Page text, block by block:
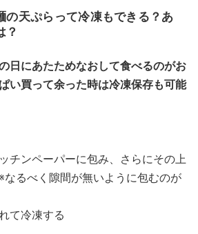
の天ぷらって冷凍もできる？あ
？
日にあたためなおして食べるのがお
い買って余った時は冷凍保存も可能
チンペーパーに包み、さらにその上
なるべく隙間が無いように包むのが
て冷凍する